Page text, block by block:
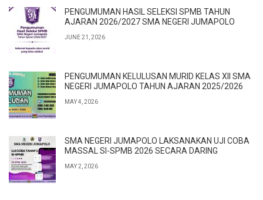
PENGUMUMAN HASIL SELEKSI SPMB TAHUN
AJARAN 2026/2027 SMA NEGERI JUMAPOLO
JUNE 21, 2026
PENGUMUMAN KELULUSAN MURID KELAS XII SMA
NEGERI JUMAPOLO TAHUN AJARAN 2025/2026
MAY 4, 2026
SMA NEGERI JUMAPOLO LAKSANAKAN UJI COBA
MASSAL SI-SPMB 2026 SECARA DARING
MAY 2, 2026